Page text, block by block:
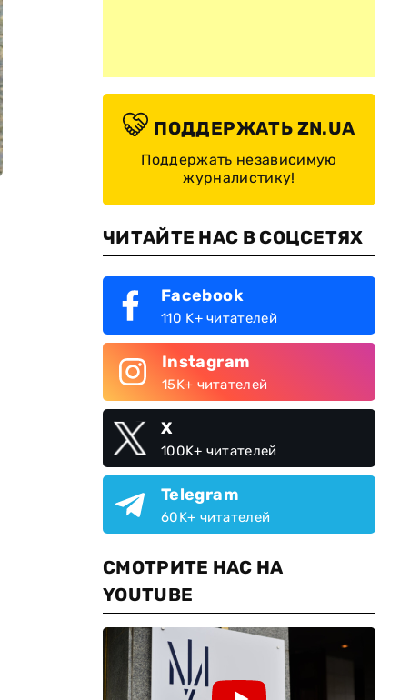
ПОДДЕРЖАТЬ ZN.UA
Поддержать независимую
журналистику!
ЧИТАЙТЕ НАС В СОЦСЕТЯХ
Facebook
110 K+ читателей
Instagram
15K+ читателей
X
100K+ читателей
Telegram
60K+ читателей
СМОТРИТЕ НАС НА
YOUTUBE